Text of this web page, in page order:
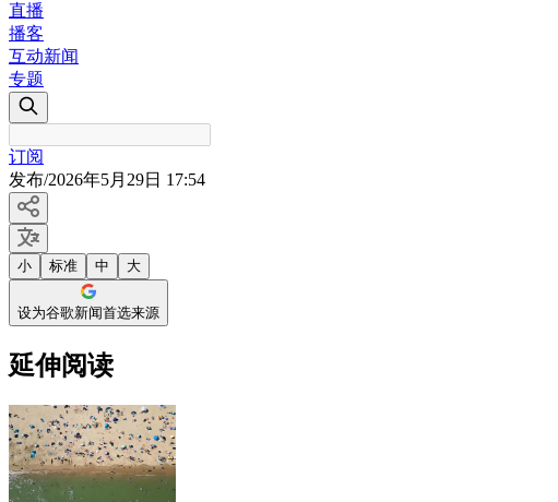
直播
播客
互动新闻
专题
订阅
发布/2026年5月29日 17:54
小 标准 中 大
设为谷歌新闻首选来源
延伸阅读